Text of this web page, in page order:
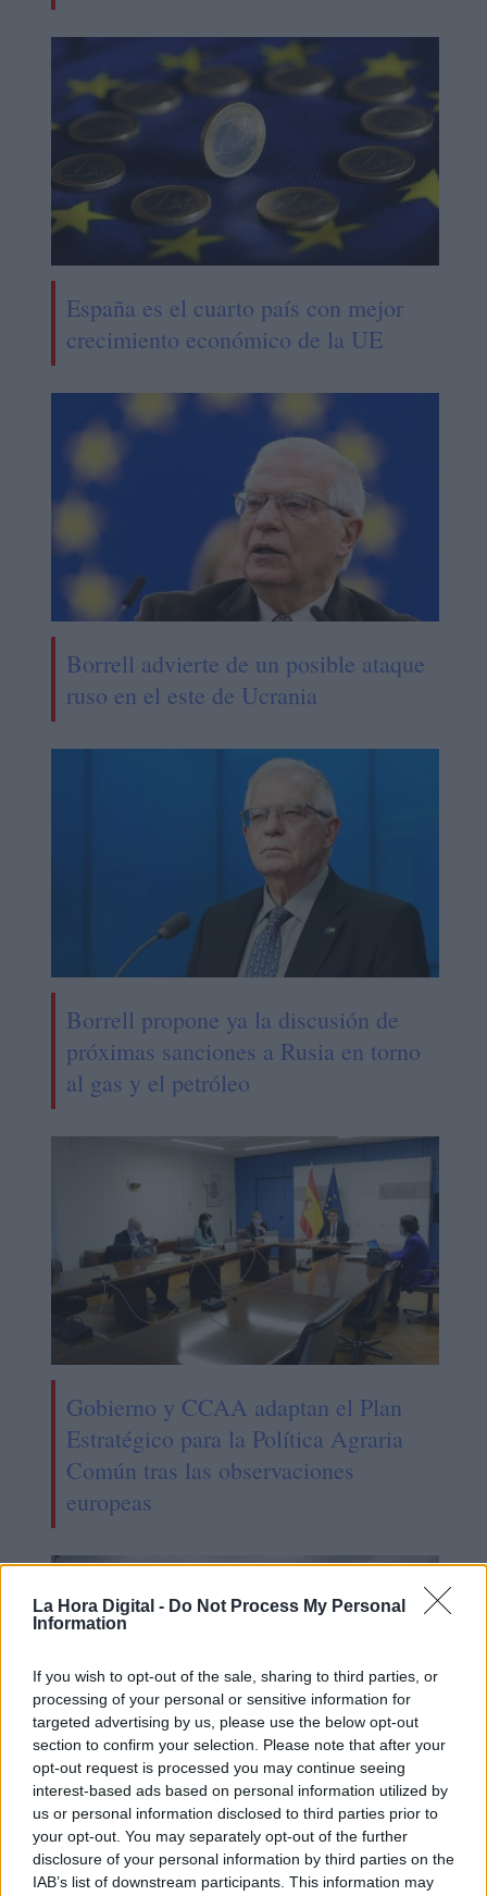
La Hora Digital - Do Not Process My Personal
Information
If you wish to opt-out of the sale, sharing to third parties, or
processing of your personal or sensitive information for
targeted advertising by us, please use the below opt-out
section to confirm your selection. Please note that after your
opt-out request is processed you may continue seeing
interest-based ads based on personal information utilized by
us or personal information disclosed to third parties prior to
your opt-out. You may separately opt-out of the further
disclosure of your personal information by third parties on the
IAB’s list of downstream participants. This information may
España es el cuarto país con mejor
crecimiento económico de la UE
Borrell advierte de un posible ataque
ruso en el este de Ucrania
Borrell propone ya la discusión de
próximas sanciones a Rusia en torno
al gas y el petróleo
Gobierno y CCAA adaptan el Plan
Estratégico para la Política Agraria
Común tras las observaciones
europeas
ACNUR despliega toda su
infraestructura para ayudar a la
población desplazada de Ucrania